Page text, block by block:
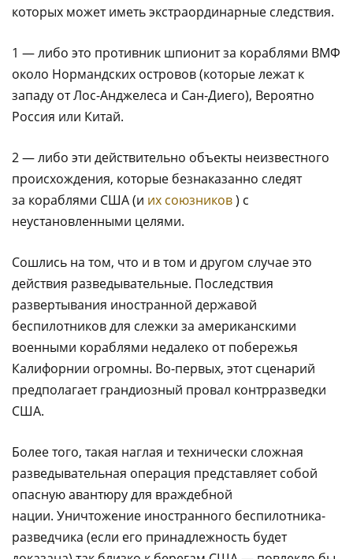
которых может иметь экстраординарные следствия.
1 — либо это противник шпионит за кораблями ВМФ
около Нормандских островов (которые лежат к
западу от Лос-Анджелеса и Сан-Диего), Вероятно
Россия или Китай.
2 — либо эти действительно объекты неизвестного
происхождения, которые безнаказанно следят
за кораблями США (и их союзников) с
неустановленными целями.
Сошлись на том, что и в том и другом случае это
действия разведывательные. Последствия
развертывания иностранной державой
беспилотников для слежки за американскими
военными кораблями недалеко от побережья
Калифорнии огромны. Во-первых, этот сценарий
предполагает грандиозный провал контрразведки
США.
Более того, такая наглая и технически сложная
разведывательная операция представляет собой
опасную авантюру для враждебной
нации. Уничтожение иностранного беспилотника-
разведчика (если его принадлежность будет